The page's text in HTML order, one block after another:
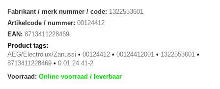
Fabrikant / merk nummer / code: 1322553601
Artikelcode / nummer: 00124412
EAN: 8713411228469
Product tags:
AEG/Electrolux/Zanussi • 00124412 • 00124412001 • 1322553601 •
8713411228469 • 0.01.24.41-2
Voorraad: Online voorraad / leverbaar